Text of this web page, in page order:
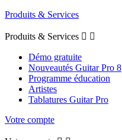
Produits & Services
Produits & Services  
Démo gratuite
Nouveautés Guitar Pro 8
Programme éducation
Artistes
Tablatures Guitar Pro
Votre compte